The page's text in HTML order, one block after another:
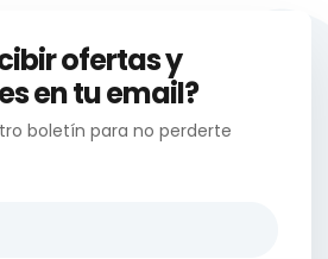
ofertas y
en tu email?
boletín para no perderte